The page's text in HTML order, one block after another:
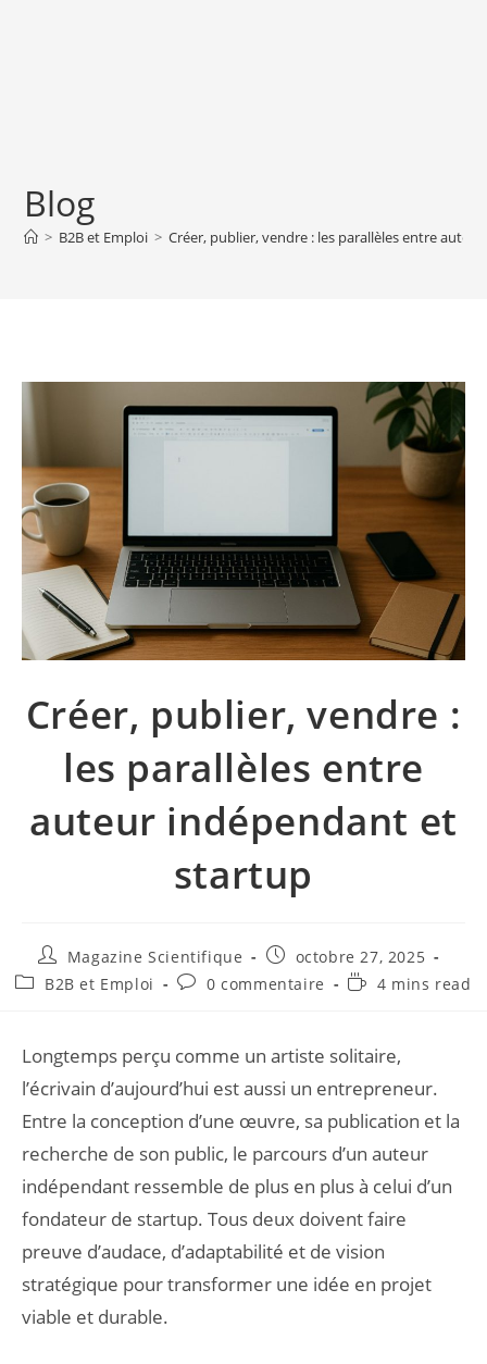
Blog
> B2B et Emploi > Créer, publier, vendre : les parallèles entre
Créer, publier, vendre :
les parallèles entre
auteur indépendant et
startup
Magazine Scientifique
octobre 27, 2025
B2B et Emploi
0 commentaire 4 mins read
Longtemps perçu comme un artiste solitaire,
l’écrivain d’aujourd’hui est aussi un entrepreneur.
Entre la conception d’une œuvre, sa publication et la
recherche de son public, le parcours d’un auteur
indépendant ressemble de plus en plus à celui d’un
fondateur de startup. Tous deux doivent faire
preuve d’audace, d’adaptabilité et de vision
stratégique pour transformer une idée en projet
viable et durable.